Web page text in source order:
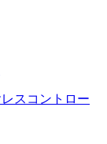
スコントロー